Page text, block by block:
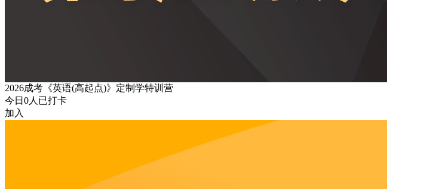
2026成考《英语(高起点)》定制学特训营
今日 0人已打卡
加入